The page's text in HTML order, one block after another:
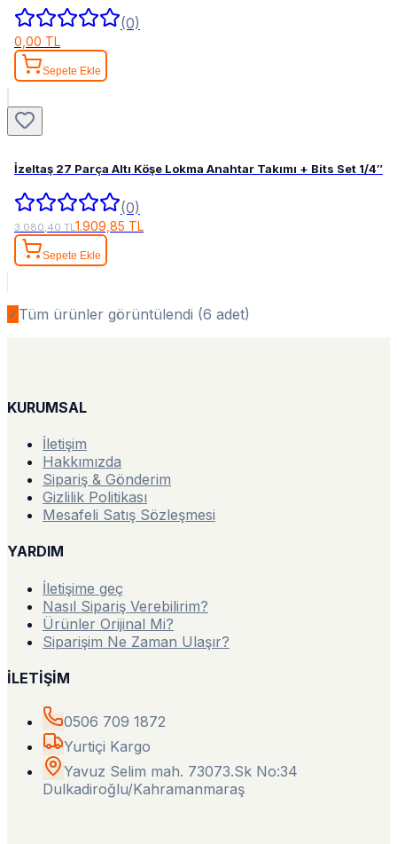
(0)
0,00 TL
Sepete Ekle
İzeltaş 27 Parça Altı Köşe Lokma Anahtar Takımı + Bits Set 1/4″
(0)
3.080,40 TL 1.909,85 TL
Sepete Ekle
✓Tüm ürünler görüntülendi (6 adet)
KURUMSAL
İletişim
Hakkımızda
Sipariş & Gönderim
Gizlilik Politikası
Mesafeli Satış Sözleşmesi
YARDIM
İletişime geç
Nasıl Sipariş Verebilirim?
Ürünler Orijinal Mi?
Siparişim Ne Zaman Ulaşır?
İLETİŞİM
0506 709 1872
Yurtiçi Kargo
Yavuz Selim mah. 73073.Sk No:34
Dulkadiroğlu/Kahramanmaraş